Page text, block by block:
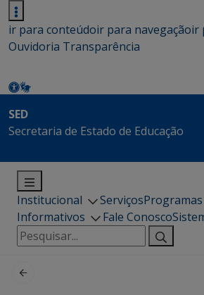
ir para conteúdoir para navegaçãoir
Ouvidoria Transparência
SED
Secretaria de Estado de Educação
Institucional Serviços
Informativos
Fale Conosco
Pesquisar
por: